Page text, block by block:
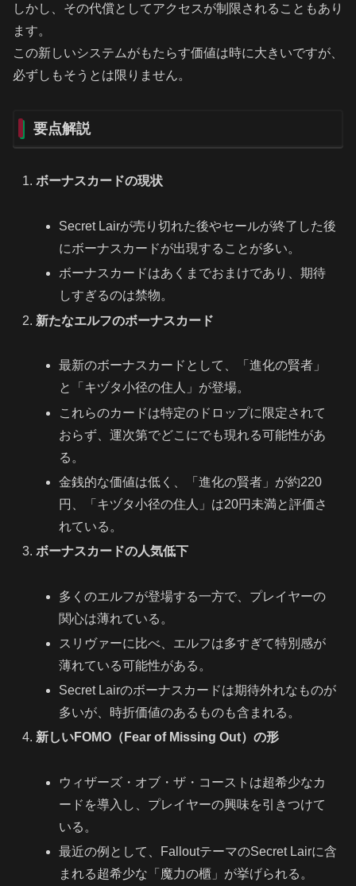
しかし、その代償としてアクセスが制限されることもあり
ます。
この新しいシステムがもたらす価値は時に大きいですが、
必ずしもそうとは限りません。
要点解説
ボーナスカードの現状
Secret Lairが売り切れた後やセールが終了した後
にボーナスカードが出現することが多い。
ボーナスカードはあくまでおまけであり、期待
しすぎるのは禁物。
新たなエルフのボーナスカード
最新のボーナスカードとして、「進化の賢者」
と「キヅタ小径の住人」が登場。
これらのカードは特定のドロップに限定されて
おらず、運次第でどこにでも現れる可能性があ
る。
金銭的な価値は低く、「進化の賢者」が約220
円、「キヅタ小径の住人」は20円未満と評価さ
れている。
ボーナスカードの人気低下
多くのエルフが登場する一方で、プレイヤーの
関心は薄れている。
スリヴァーに比べ、エルフは多すぎて特別感が
薄れている可能性がある。
Secret Lairのボーナスカードは期待外れなものが
多いが、時折価値のあるものも含まれる。
新しいFOMO（Fear of Missing Out）の形
ウィザーズ・オブ・ザ・コーストは超希少なカ
ードを導入し、プレイヤーの興味を引きつけて
いる。
最近の例として、FalloutテーマのSecret Lairに含
まれる超希少な「魔力の櫃」が挙げられる。